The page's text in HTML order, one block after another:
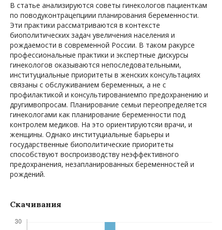
В статье анализируются советы гинекологов пациенткам
по поводуконтрацепциии планирования беременности.
Эти практики рассматриваются в контексте
биополитических задач увеличения населения и
рождаемости в современной России. В таком ракурсе
профессиональные практики и экспертные дискурсы
гинекологов оказываются непоследовательными,
институциальные приоритеты в женских консультациях
связаны с обслуживанием беременных, а не с
профилактикой и консультированиемпо предохранению и
другимвопросам. Планирование cемьи переопределяется
гинекологами как планирование беременности под
контролем медиков. На это ориентируютсяи врачи, и
женщины. Однако институциальные барьеры и
государственные биополитические приоритеты
способствуют воспроизводству неэффективного
предохранения, незапланированных беременностей и
рождений.
Скачивания